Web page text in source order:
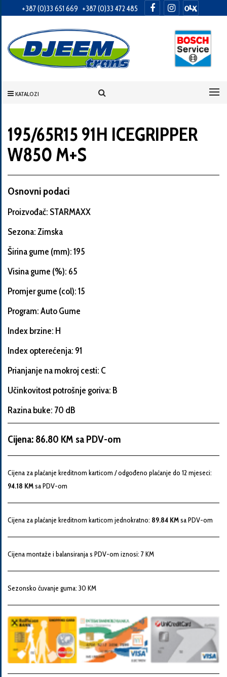
+387 (0)33 651 669 +387 (0)33 472 485
KATALOZI
Informacije
o
Vaša
Broj
Informacije
o
automobila
motora
proizvodnje
Vaša
poruka
195/65R15 91H ICEGRIPPER
W850 M+S
Osnovni podaci
Proizvođač: STARMAXX
Sezona: Zimska
Širina gume (mm): 195
Visina gume (%): 65
Promjer gume (col): 15
Program: Auto Gume
Index brzine: H
Index opterećenja: 91
Prianjanje na mokroj cesti: C
Učinkovitost potrošnje goriva: B
Razina buke: 70 dB
Cijena: 86.80 KM sa PDV-om
Cijena za plaćanje kreditnom karticom / odgođeno plaćanje do 12 mjeseci:
94.18 KMsa PDV-om
Cijena za plaćanje kreditnom karticom jednokratno: 89.84 KMsa PDV-om
Cijena montaže i balansiranja s PDV-om iznosi: 7 KM
Sezonsko čuvanje guma: 30 KM